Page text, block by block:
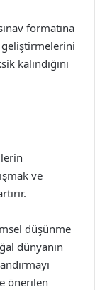
formatına
geliştirmelerini
kalındığını
ve
düşünme
dünyanın
önerilen